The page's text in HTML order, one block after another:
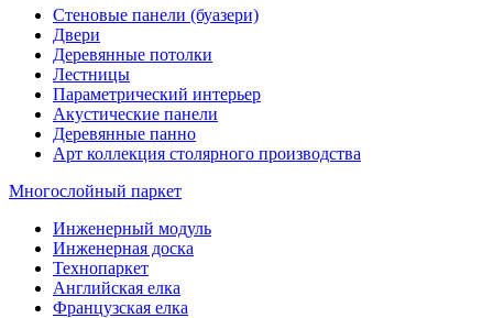
Стеновые панели (буазери)
Двери
Деревянные потолки
Лестницы
Параметрический интерьер
Акустические панели
Деревянные панно
Арт коллекция столярного производства
Многослойный паркет
Инженерный модуль
Инженерная доска
Технопаркет
Английская елка
Французская елка